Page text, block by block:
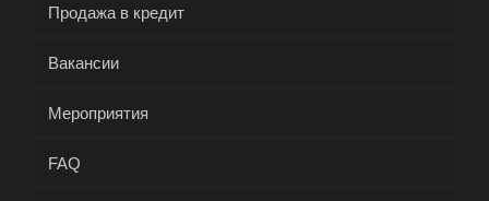
Продажа в кредит
Вакансии
Мероприятия
FAQ